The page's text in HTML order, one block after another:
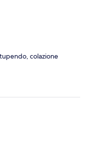
colazione